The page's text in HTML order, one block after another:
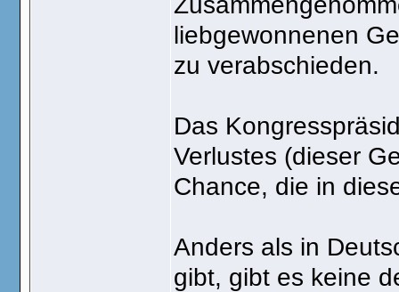
liebgewonnenen
zu verabschieden.
Das
Verlustes (dieser
Chance, die in
Anders als in
gibt, gibt es keine